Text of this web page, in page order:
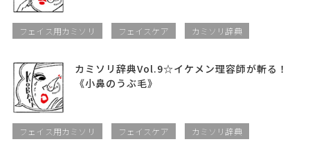
フェイス用カミソリ フェイスケア カミソリ辞典
カミソリ辞典Vol.9☆イケメン理容師が斬る！
《小鼻のうぶ毛》
フェイス用カミソリ フェイスケア カミソリ辞典